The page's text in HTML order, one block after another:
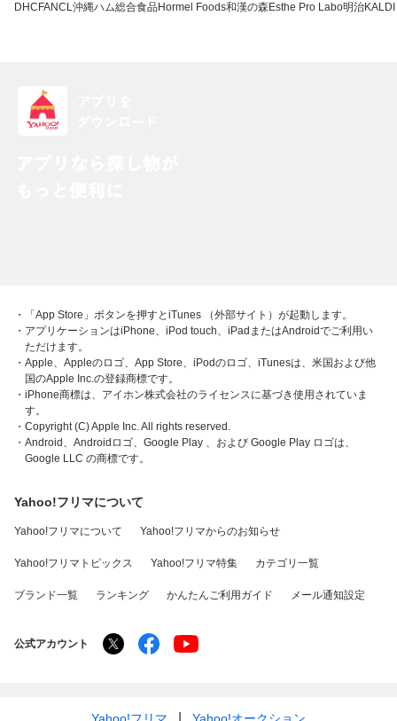
DHC FANCL沖縄ハム総合食品Hormel Foods和漢の森 Esthe Pro Labo明治
・「App Store」ボタンを押すとiTunes （外部サイト）が起動します。
・アプリケーションはiPhone、iPod touch、iPadまたはAndroidでご利用い
ただけます。
・Apple、Appleのロゴ、App Store、iPodのロゴ、iTunesは、米国および他
国のApple Inc.の登録商標です。
・iPhone商標は、アイホン株式会社のライセンスに基づき使用されていま
す。
・Copyright (C) Apple Inc. All rights reserved.
・Android、Androidロゴ、Google Play 、および Google Play ロゴは、
Google LLC の商標です。
Yahoo!フリマについて
Yahoo!フリマについて Yahoo!フリマからのお知らせ
Yahoo!フリマトピックス Yahoo!フリマ特集 カテゴリ一覧
ブランド一覧 ランキング かんたんご利用ガイド メール通知設定
公式アカウント